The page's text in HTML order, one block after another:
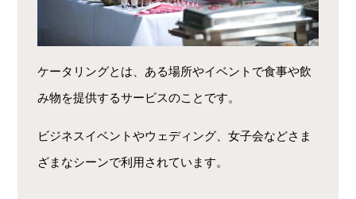
ケータリングとは、ある場所やイベントで食事や飲
み物を提供するサービスのことです。
ビジネスイベントやウェディング、女子会などさま
ざまなシーンで利用されています。